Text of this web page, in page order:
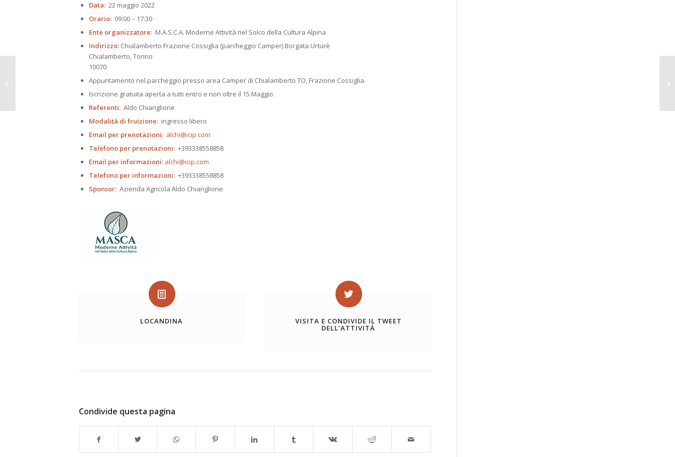
Data: 22 maggio 2022
Orario: 09:00 – 17:30
Ente organizzatore: M.A.S.C.A. Moderne Attività nel Solco della Cultura Alpina
Indirizzo: Chialamberto Frazione Cossiglia (parcheggio Camper) Borgata Urturè
Chialamberto, Torino
10070
Appuntamento nel parcheggio presso area Camper di Chialamberto TO, Frazione Cossiglia.
Iscrizione gratuita aperta a tutti entro e non oltre il 15 Maggio.
Referenti: Aldo Chiariglione
Modalità di fruizione: ingresso libero
Email per prenotazioni: alchi@icip.com
Telefono per prenotazioni: +393338558858
Email per informazioni: alchi@icip.com
Telefono per informazioni: +393338558858
Sponsor: Azienda Agricola Aldo Chiariglione
LOCANDINA VISITA E CONDIVIDE IL TWEET
DELL’ATTIVITÀ
Condivide questa pagina
Solutions. Esperienze